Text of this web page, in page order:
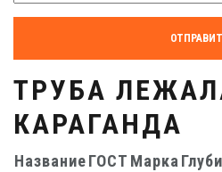
ТРУБА
КАРАГАНДА
НазваниеГОСТ Марка